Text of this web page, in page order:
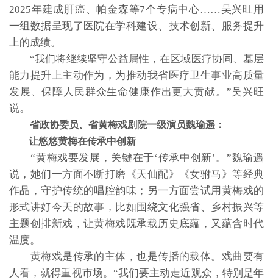
2025年建成肝癌、帕金森等7个专病中心……吴兴旺用
一组数据呈现了医院在学科建设、技术创新、服务提升
上的成绩。
“我们将继续坚守公益属性，在区域医疗协同、基层
能力提升上主动作为，为推动我省医疗卫生事业高质量
发展、保障人民群众生命健康作出更大贡献。”吴兴旺
说。
省政协委员、省黄梅戏剧院一级演员魏瑜遥：
让悠悠黄梅在传承中创新
“黄梅戏要发展，关键在于‘传承中创新’。”魏瑜遥
说，她们一方面不断打磨《天仙配》《女驸马》等经典
作品，守护传统的唱腔韵味；另一方面尝试用黄梅戏的
形式讲好今天的故事，比如围绕文化强省、乡村振兴等
主题创排新戏，让黄梅戏既承载历史底蕴，又蕴含时代
温度。
黄梅戏是传承的主体，也是传播的载体。戏曲要有
人看，就得重视市场。“我们要主动走近观众，特别是年